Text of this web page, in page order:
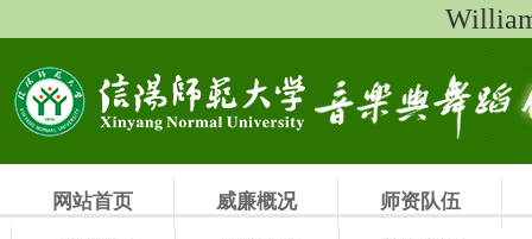
网站首页 威廉概况 师资队伍